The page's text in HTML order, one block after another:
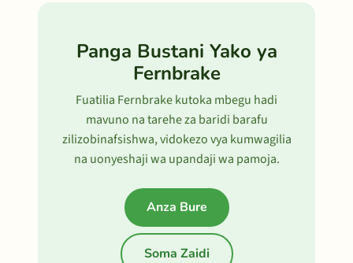
Panga Bustani Yako ya
Fernbrake
Fuatilia Fernbrake kutoka mbegu hadi
mavuno na tarehe za baridi barafu
zilizobinafsishwa, vidokezo vya kumwagilia
na uonyeshaji wa upandaji wa pamoja.
Anza Bure
Soma Zaidi